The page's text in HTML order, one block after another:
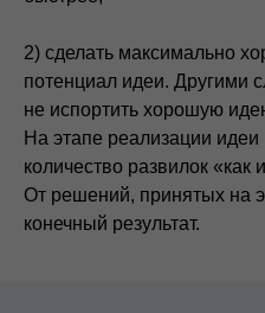
2) сделать максимально
потенциал идеи. Другими
не испортить хорошую
На этапе реализации
количество развилок «как
От решений, принятых на
конечный результат.